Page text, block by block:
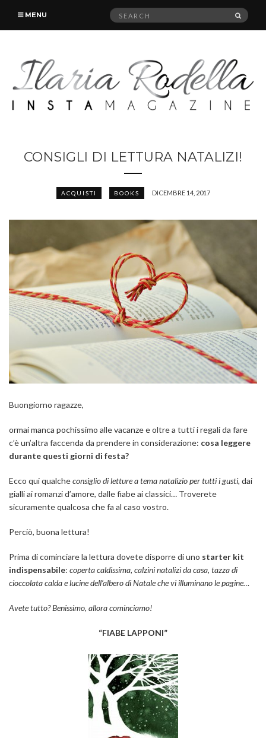
MENU
Search
CONSIGLI DI LETTURA NATALIZI!
ACQUISTI BOOKS DICEMBRE 14, 2017
Buongiorno ragazze,
ormai manca pochissimo alle vacanze e oltre a tutti i regali da fare
c’è un’altra faccenda da prendere in considerazione: cosa leggere
durante questi giorni di festa?
Ecco qui qualcheconsiglio di letture a tema natalizio per tutti i gusti, dai
gialli ai romanzi d’amore, dalle fiabe ai classici… Troverete
sicuramente qualcosa che fa al caso vostro.
Perciò, buona lettura!
Prima di cominciare la lettura dovete disporre di uno starter kit
indispensabile: coperta caldissima, calzini natalizi da casa, tazza di
cioccolata calda e lucine dell’albero di Natale che vi illuminano le pagine…
Avete tutto? Benissimo, allora cominciamo!
“FIABE LAPPONI”